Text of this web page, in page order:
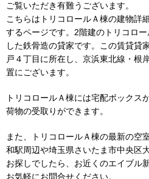
ご覧いただき有難うございます。
こちらはトリコロールＡ棟の建物詳
するページです。2階建のトリコロ
した鉄骨造の貸家です。この賃貸貸
戸４丁目に所在し、京浜東北線・根
置にございます。
トリコロールＡ棟には宅配ボックス
荷物の受取りができます。
また、トリコロールＡ棟の最新の空
和駅周辺や埼玉県さいたま市中央区
お探しでしたら、お近くのエイブル
お気軽にお問合せください。